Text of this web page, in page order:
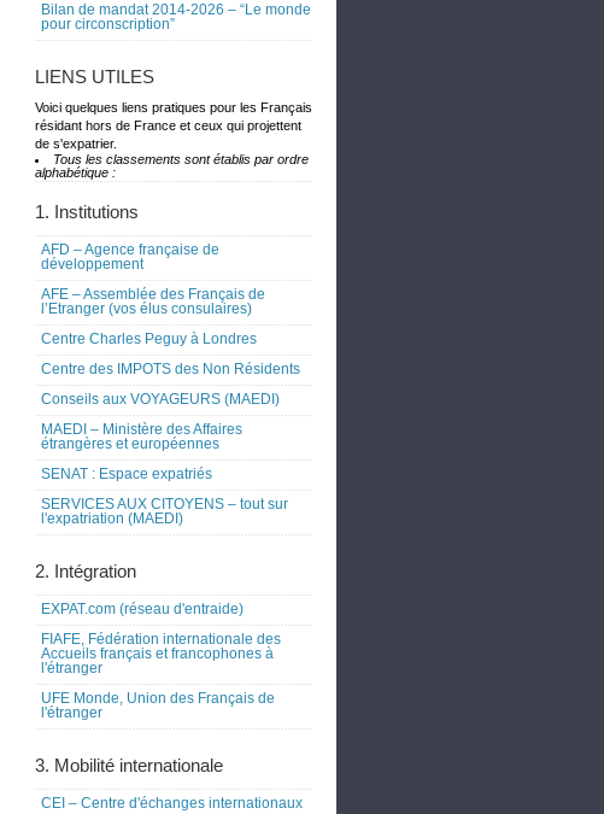
Bilan de mandat 2014-2026 – “Le monde
pour circonscription”
LIENS UTILES
Voici quelques liens pratiques pour les Français
résidant hors de France et ceux qui projettent
de s'expatrier.
Tous les classements sont établis par ordre
alphabétique :
1. Institutions
AFD – Agence française de
développement
AFE – Assemblée des Français de
l’Etranger (vos élus consulaires)
Centre Charles Peguy à Londres
Centre des IMPOTS des Non Résidents
Conseils aux VOYAGEURS (MAEDI)
MAEDI – Ministère des Affaires
étrangères et européennes
SENAT : Espace expatriés
SERVICES AUX CITOYENS – tout sur
l'expatriation (MAEDI)
2. Intégration
EXPAT.com (réseau d'entraide)
FIAFE, Fédération internationale des
Accueils français et francophones à
l'étranger
UFE Monde, Union des Français de
l'étranger
3. Mobilité internationale
CEI – Centre d'échanges internationaux